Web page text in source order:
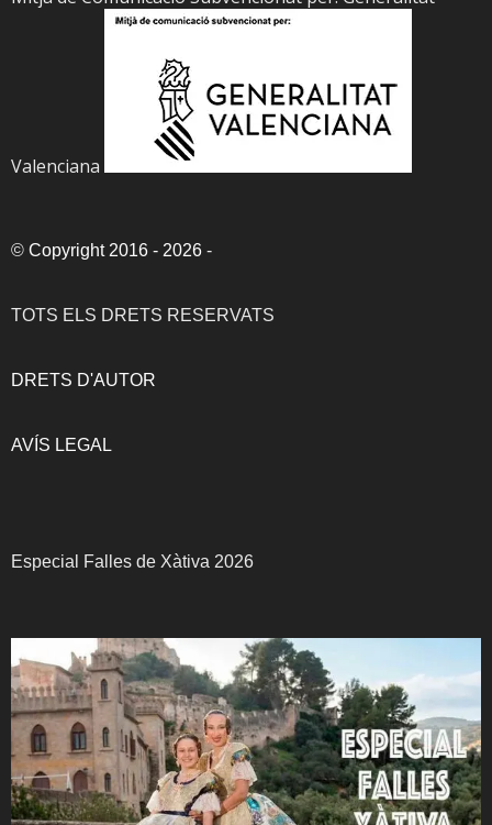
Valenciana
© Copyright 2016 - 2026 -
TOTS ELS DRETS RESERVATS
DRETS D'AUTOR
AVÍS LEGAL
Especial Falles de Xàtiva 2026